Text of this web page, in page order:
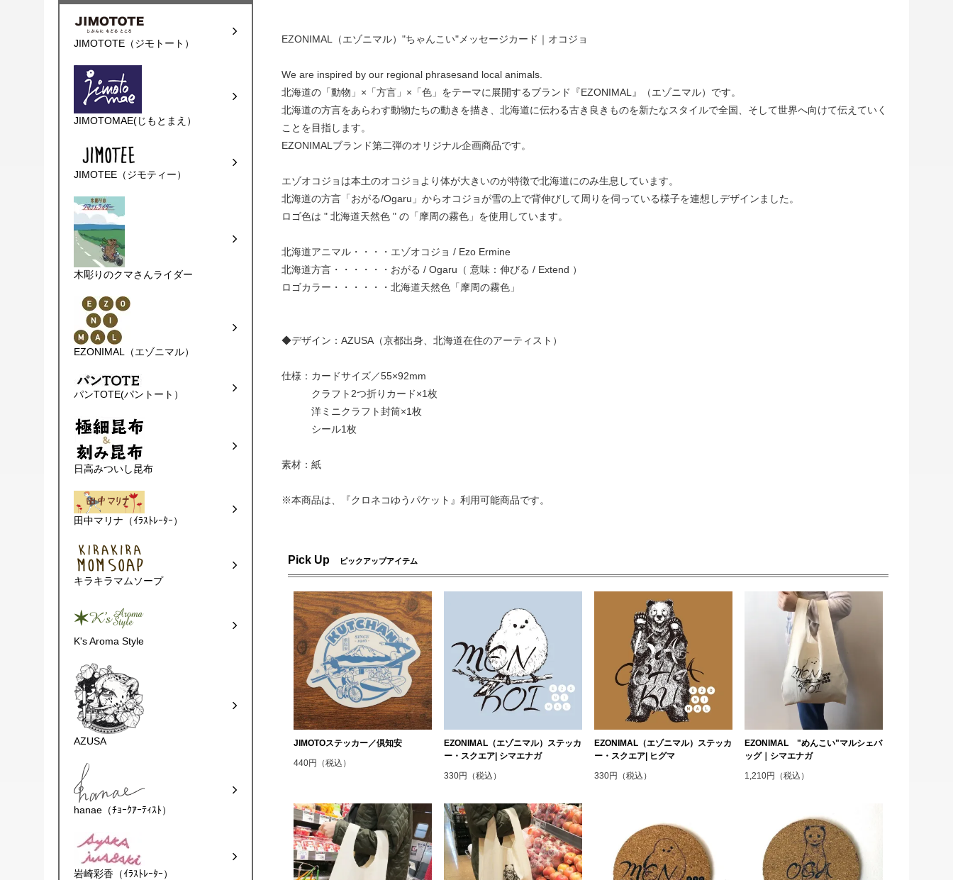
EZONIMAL（エゾニマル）"ちゃんこい"メッセージカード｜オコジョ
We are inspired by our regional phrasesand local animals.
北海道の「動物」×「方言」×「色」をテーマに展開するブランド『EZONIMAL』（エゾニマル）です。
北海道の方言をあらわす動物たちの動きを描き、北海道に伝わる古き良きものを新たなスタイルで全国、そして世界へ向けて伝えていく
ことを目指します。
EZONIMALブランド第二弾のオリジナル企画商品です。
エゾオコジョは本土のオコジョより体が大きいのが特徴で北海道にのみ生息しています。
北海道の方言「おがる/Ogaru」からオコジョが雪の上で背伸びして周りを伺っている様子を連想しデザインました。
ロゴ色は " 北海道天然色 " の「摩周の霧色」を使用しています。
北海道アニマル・・・・エゾオコジョ / Ezo Ermine
北海道方言・・・・・・おがる / Ogaru（ 意味：伸びる / Extend ）
ロゴカラー・・・・・・北海道天然色「摩周の霧色」
◆デザイン：AZUSA（京都出身、北海道在住のアーティスト）
仕様：カードサイズ／55×92mm
クラフト2つ折りカード×1枚
洋ミニクラフト封筒×1枚
シール1枚
素材：紙
※本商品は、『クロネコゆうパケット』利用可能商品です。
Pick Up ピックアップアイテム
JIMOTOステッカー／倶知安
440円（税込）
EZONIMAL（エゾニマル）ステッカ
ー・スクエア| シマエナガ
330円（税込）
EZONIMAL（エゾニマル）ステッカ
ー・スクエア| ヒグマ
330円（税込）
EZONIMAL "めんこい"マルシェバ
ッグ｜シマエナガ
1,210円（税込）
JIMOTOTE（ジモトート）
JIMOTOMAE(じもとまえ）
JIMOTEE（ジモティー）
木彫りのクマさんライダー
EZONIMAL（エゾニマル）
パンTOTE(パントート）
日高みついし昆布
田中マリナ（ｲﾗｽﾄﾚｰﾀｰ）
キラキラマムソープ
K's Aroma Style
AZUSA
hanae（ﾁｮｰｸｱｰﾃｨｽﾄ）
岩崎彩香（ｲﾗｽﾄﾚｰﾀｰ）